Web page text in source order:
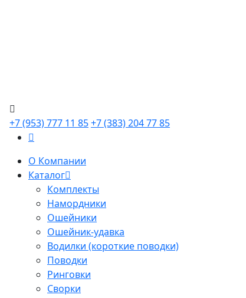
+7 (953) 777 11 85+7 (383) 204 77 85
О Компании
Каталог
Комплекты
Намордники
Ошейники
Ошейник-удавка
Водилки (короткие поводки)
Поводки
Ринговки
Сворки